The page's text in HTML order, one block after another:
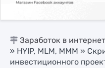
Заработок в
» HYIP, MLM, МММ »
инвестиционного